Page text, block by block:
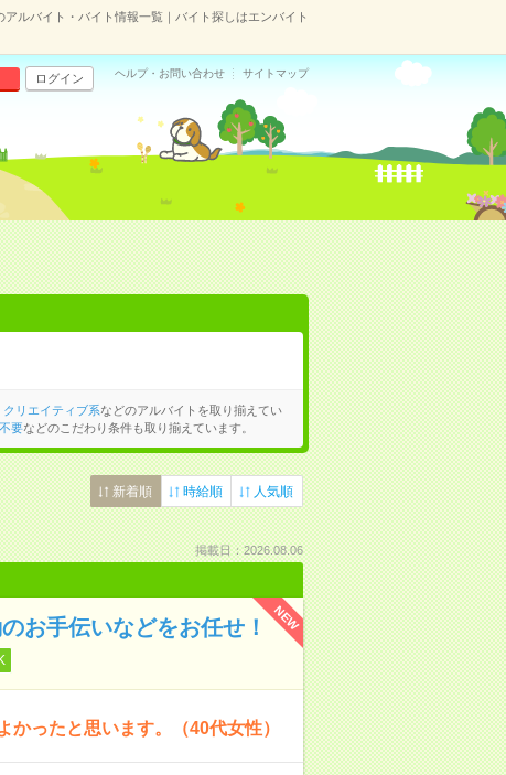
ルバイト・バイト情報一覧｜バイト探しはエンバイト
ログイン ヘルプ・お問い合わせ サイトマップ
クリエイティブ系などのアルバイトを取り揃えてい
要などのこだわり条件も取り揃えています。
新着順 時給順 人気順
掲載日：2026.08.06
NEW
お手伝いなどをお任せ！
かったと思います。（40代女性）